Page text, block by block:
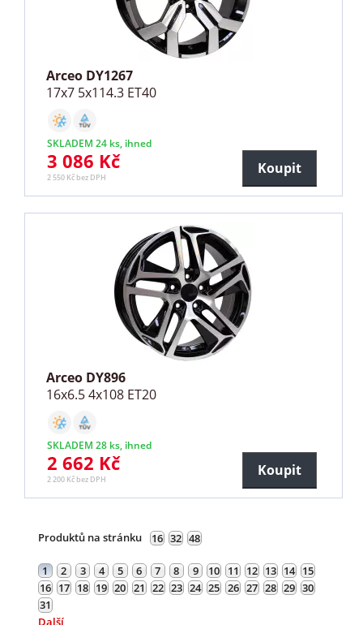
Arceo DY1267
17x7 5x114.3 ET40
SKLADEM 24 ks, ihned
3 086 Kč
2 550 Kč bez DPH
Koupit
Arceo DY896
16x6.5 4x108 ET20
SKLADEM 28 ks, ihned
2 662 Kč
2 200 Kč bez DPH
Koupit
Produktů na stránku 16 32 48
1 2 3 4 5 6 7 8 9 10 11 12 13 14 15
16 17 18 19 20 21 22 23 24 25 26 27 28 29 30
31
Další